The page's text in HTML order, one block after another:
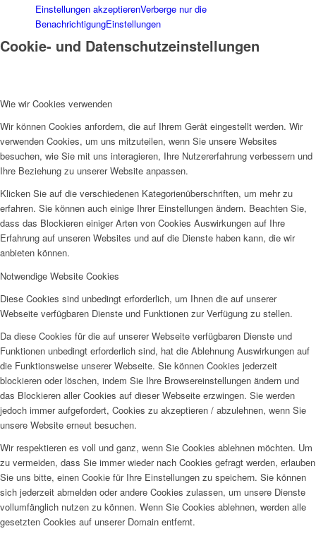
Einstellungen akzeptierenVerberge nur die
BenachrichtigungEinstellungen
Cookie- und Datenschutzeinstellungen
Wie wir Cookies verwenden
Wir können Cookies anfordern, die auf Ihrem Gerät eingestellt werden. Wir
verwenden Cookies, um uns mitzuteilen, wenn Sie unsere Websites
besuchen, wie Sie mit uns interagieren, Ihre Nutzererfahrung verbessern und
Ihre Beziehung zu unserer Website anpassen.
Klicken Sie auf die verschiedenen Kategorienüberschriften, um mehr zu
erfahren. Sie können auch einige Ihrer Einstellungen ändern. Beachten Sie,
dass das Blockieren einiger Arten von Cookies Auswirkungen auf Ihre
Erfahrung auf unseren Websites und auf die Dienste haben kann, die wir
anbieten können.
Notwendige Website Cookies
Diese Cookies sind unbedingt erforderlich, um Ihnen die auf unserer
Webseite verfügbaren Dienste und Funktionen zur Verfügung zu stellen.
Da diese Cookies für die auf unserer Webseite verfügbaren Dienste und
Funktionen unbedingt erforderlich sind, hat die Ablehnung Auswirkungen auf
die Funktionsweise unserer Webseite. Sie können Cookies jederzeit
blockieren oder löschen, indem Sie Ihre Browsereinstellungen ändern und
das Blockieren aller Cookies auf dieser Webseite erzwingen. Sie werden
jedoch immer aufgefordert, Cookies zu akzeptieren / abzulehnen, wenn Sie
unsere Website erneut besuchen.
Wir respektieren es voll und ganz, wenn Sie Cookies ablehnen möchten. Um
zu vermeiden, dass Sie immer wieder nach Cookies gefragt werden, erlauben
Sie uns bitte, einen Cookie für Ihre Einstellungen zu speichern. Sie können
sich jederzeit abmelden oder andere Cookies zulassen, um unsere Dienste
vollumfänglich nutzen zu können. Wenn Sie Cookies ablehnen, werden alle
gesetzten Cookies auf unserer Domain entfernt.